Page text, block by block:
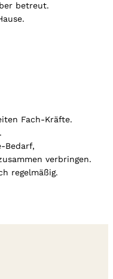
betreut.
Fach-Kräfte.
Bedarf,
verbringen.
regelmäßig.